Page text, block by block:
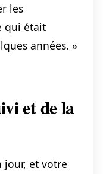
les
qui était
années. »
et de la
jour, et votre